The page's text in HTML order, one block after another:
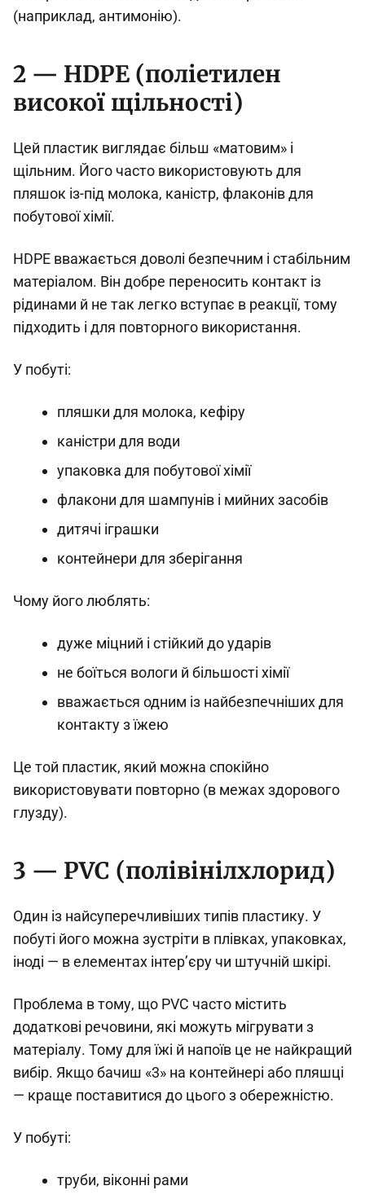
(наприклад, антимонію).
2 — HDPE (поліетилен
високої щільності)
Цей пластик виглядає більш «матовим» і
щільним. Його часто використовують для
пляшок із-під молока, каністр, флаконів для
побутової хімії.
HDPE вважається доволі безпечним і стабільним
матеріалом. Він добре переносить контакт із
рідинами й не так легко вступає в реакції, тому
підходить і для повторного використання.
У побуті:
пляшки для молока, кефіру
каністри для води
упаковка для побутової хімії
флакони для шампунів і мийних засобів
дитячі іграшки
контейнери для зберігання
Чому його люблять:
дуже міцний і стійкий до ударів
не боїться вологи й більшості хімії
вважається одним із найбезпечніших для
контакту з їжею
Це той пластик, який можна спокійно
використовувати повторно (в межах здорового
глузду).
3 — PVC (полівінілхлорид)
Один із найсуперечливіших типів пластику. У
побуті його можна зустріти в плівках, упаковках,
іноді — в елементах інтер’єру чи штучній шкірі.
Проблема в тому, що PVC часто містить
додаткові речовини, які можуть мігрувати з
матеріалу. Тому для їжі й напоїв це не найкращий
вибір. Якщо бачиш «3» на контейнері або пляшці
— краще поставитися до цього з обережністю.
У побуті:
труби, віконні рами